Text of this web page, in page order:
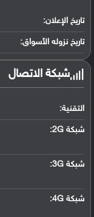
تاريخ الإعلان:
تاريخ نزوله الأسواق:
شبكة الاتصال
التقنية:
شبكة 2G:
شبكة 3G :
شبكة 4G :